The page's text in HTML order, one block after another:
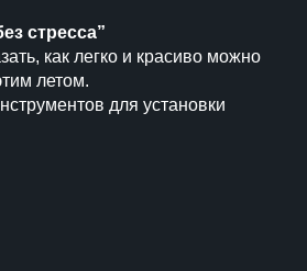
стресса”
как легко и красиво можно
летом.
для установки